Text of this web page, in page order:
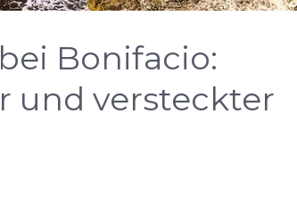
Bonifacio:
und versteckter